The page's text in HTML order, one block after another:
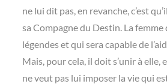
ne lui dit pas, en revanche, c’est
sa Compagne du Destin. La
légendes et qui sera capable de
Mais, pour cela, il doit s’unir à elle,
ne veut pas lui imposer la vie qui